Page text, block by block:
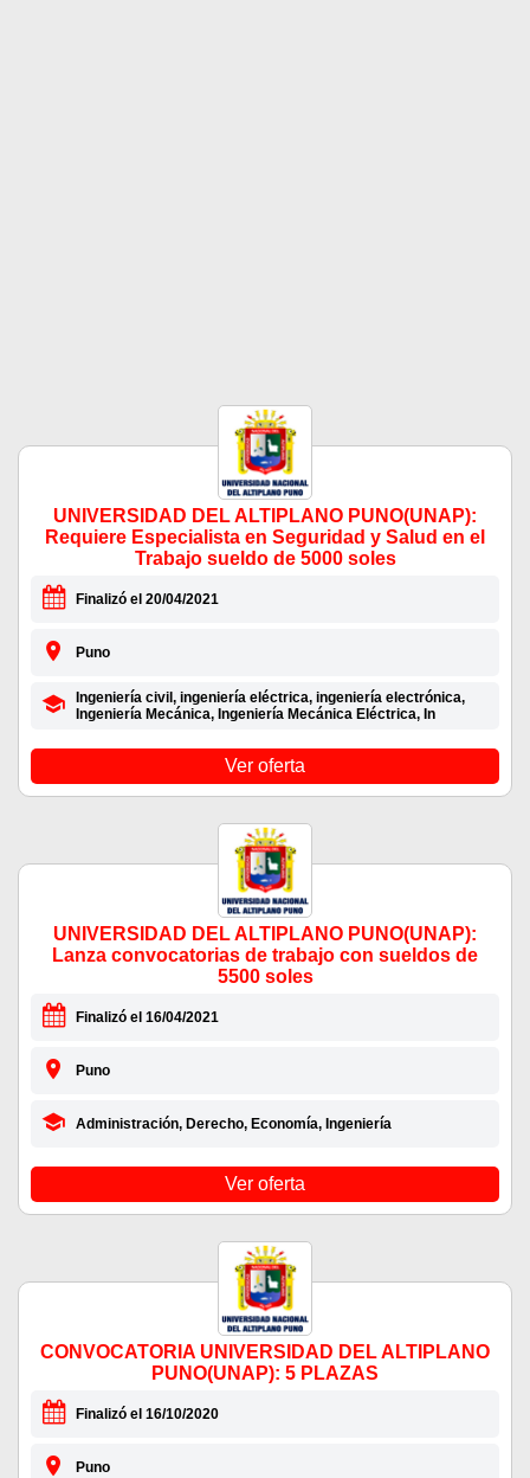
UNIVERSIDAD DEL ALTIPLANO PUNO(UNAP):
Requiere Especialista en Seguridad y Salud en el
Trabajo sueldo de 5000 soles
Finalizó el 20/04/2021
Puno
Ingeniería civil, ingeniería eléctrica, ingeniería electrónica,
Ingeniería Mecánica, Ingeniería Mecánica Eléctrica, In
Ver oferta
UNIVERSIDAD DEL ALTIPLANO PUNO(UNAP):
Lanza convocatorias de trabajo con sueldos de
5500 soles
Finalizó el 16/04/2021
Puno
Administración, Derecho, Economía, Ingeniería
Ver oferta
CONVOCATORIA UNIVERSIDAD DEL ALTIPLANO
PUNO(UNAP): 5 PLAZAS
Finalizó el 16/10/2020
Puno